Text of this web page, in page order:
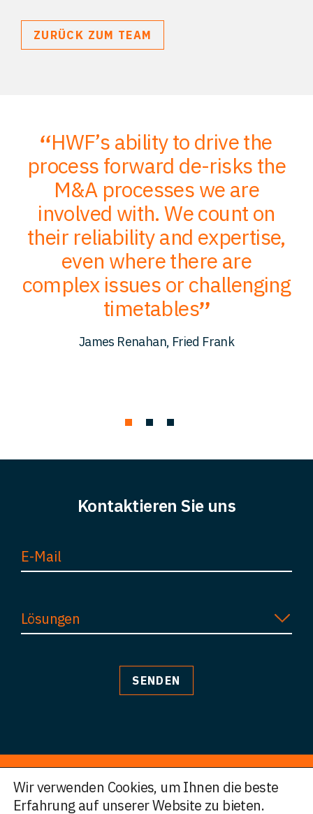
ZURÜCK ZUM TEAM
HWF’s ability to drive the
process forward de-risks the
M&A processes we are
involved with. We count on
their reliability and expertise,
even where there are
complex issues or challenging
timetables
James Renahan, Fried Frank
Kontaktieren Sie uns
Lösungen
© HWF Partners 2026
Wir verwenden Cookies, um Ihnen die beste
Erfahrung auf unserer Website zu bieten.